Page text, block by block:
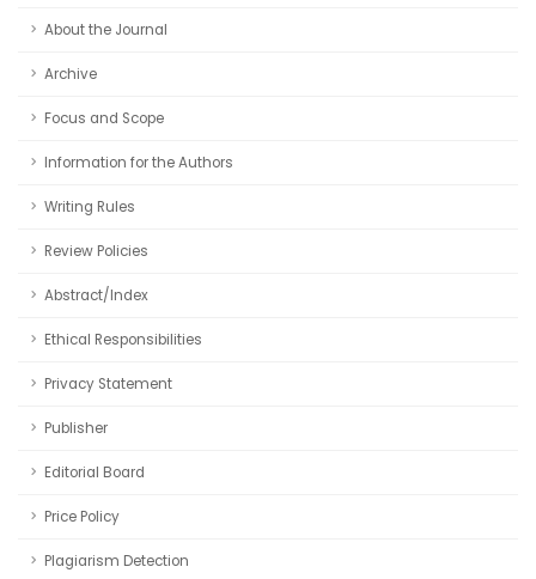
About the Journal
Archive
Focus and Scope
Information for the Authors
Writing Rules
Review Policies
Abstract/Index
Ethical Responsibilities
Privacy Statement
Publisher
Editorial Board
Price Policy
Plagiarism Detection